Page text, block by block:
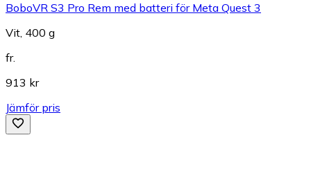
BoboVR S3 Pro Rem med batteri för Meta Quest 3
Vit, 400 g
fr.
913 kr
Jämför pris